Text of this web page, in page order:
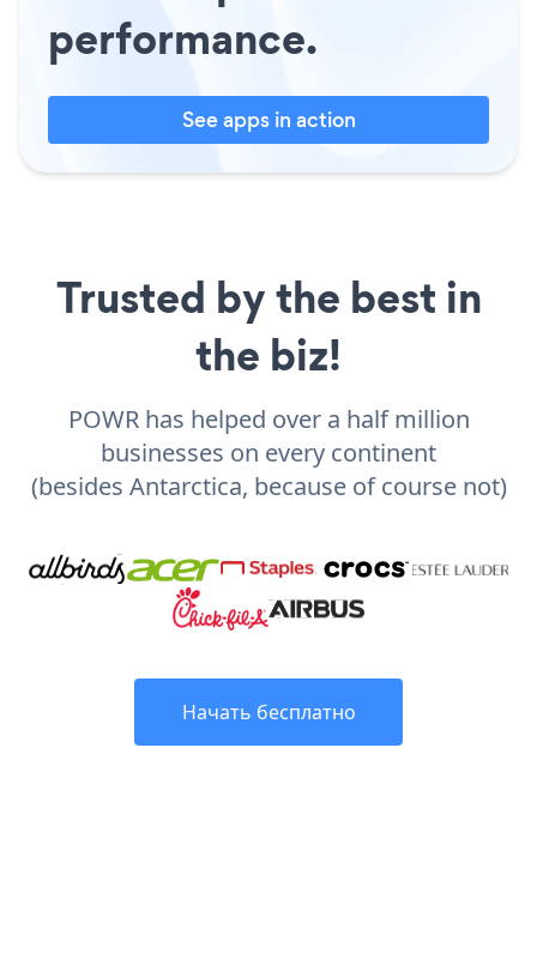
performance.
See apps in action
Trusted by the best in
the biz!
POWR has helped over a half million
businesses on every continent
(besides Antarctica, because of course not)
Начать бесплатно